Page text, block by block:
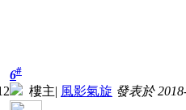
6#
樓主| 風影氣旋 發表於